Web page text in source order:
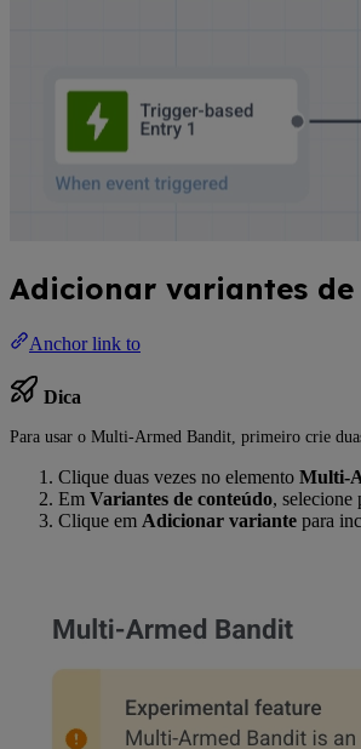
Adicionar variantes
Anchor link to
Dica
Para usar o Multi-Armed Bandit, primeiro crie
Clique duas vezes no elemento Multi-
Em Variantes de conteúdo, selecione
Clique em Adicionar variante para